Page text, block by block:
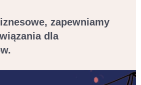
zapewniamy
dla